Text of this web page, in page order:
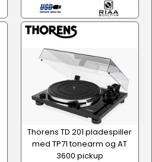
Thorens TD 201 pladespiller
med TP71 tonearm og AT
3600 pickup